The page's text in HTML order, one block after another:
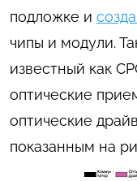
подложке и
чипы и модули.
известный как
оптические
оптические
показанным на